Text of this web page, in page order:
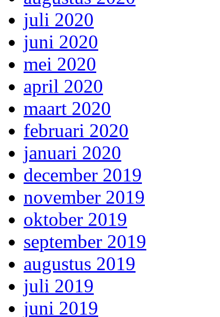
juli 2020
juni 2020
mei 2020
april 2020
maart 2020
februari 2020
januari 2020
december 2019
november 2019
oktober 2019
september 2019
augustus 2019
juli 2019
juni 2019